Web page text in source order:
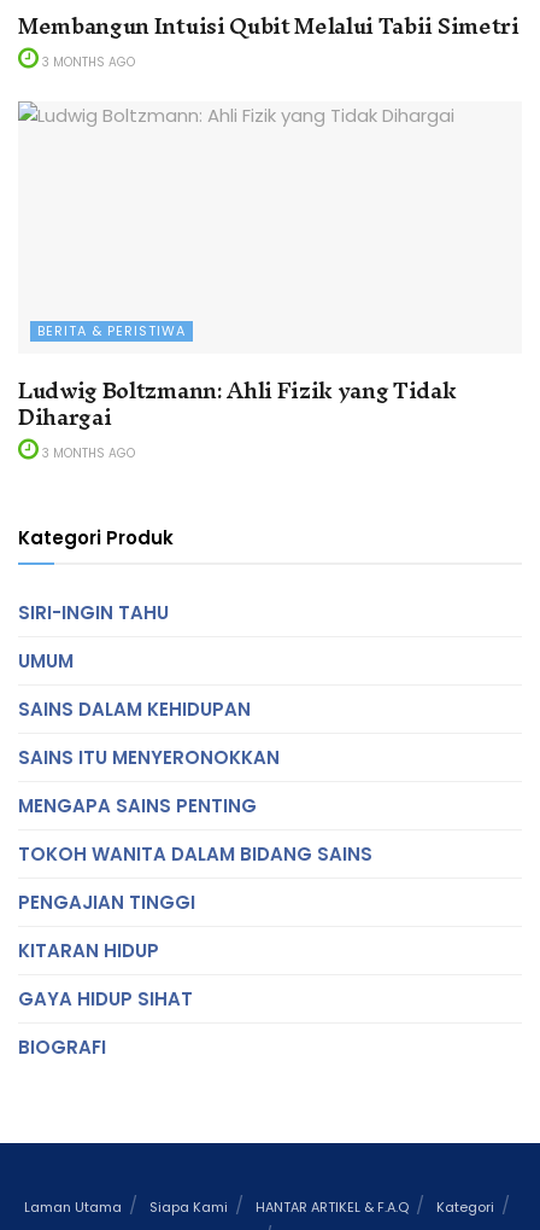
Membangun Intuisi Qubit Melalui Tabii Simetri
3 MONTHS AGO
BERITA & PERISTIWA
Ludwig Boltzmann: Ahli Fizik yang Tidak
Dihargai
3 MONTHS AGO
Kategori Produk
SIRI-INGIN TAHU
UMUM
SAINS DALAM KEHIDUPAN
SAINS ITU MENYERONOKKAN
MENGAPA SAINS PENTING
TOKOH WANITA DALAM BIDANG SAINS
PENGAJIAN TINGGI
KITARAN HIDUP
GAYA HIDUP SIHAT
BIOGRAFI
Laman Utama Siapa Kami HANTAR ARTIKEL & F.A.Q
Kategori